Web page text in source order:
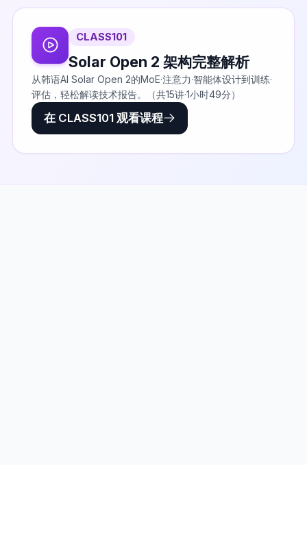
CLASS101
Solar Open 2 架构完整解析
从韩语AI Solar Open 2的MoE·注意力·智能体设计到训练·
评估，轻松解读技术报告。（共15讲·1小时49分）
在 CLASS101 观看课程